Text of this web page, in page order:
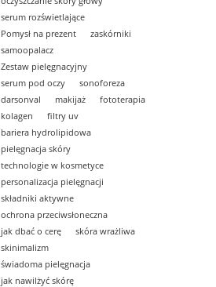
serum rozświetlające
Pomysł na prezent
zaskórniki
samoopalacz
Zestaw pielęgnacyjny
serum pod oczy
sonoforeza
darsonval
makijaż
fototerapia
kolagen
filtry uv
bariera hydrolipidowa
pielęgnacja skóry
technologie w kosmetyce
personalizacja pielęgnacji
składniki aktywne
ochrona przeciwsłoneczna
jak dbać o cerę
skóra wrażliwa
skinimalizm
świadoma pielęgnacja
jak nawilżyć skórę